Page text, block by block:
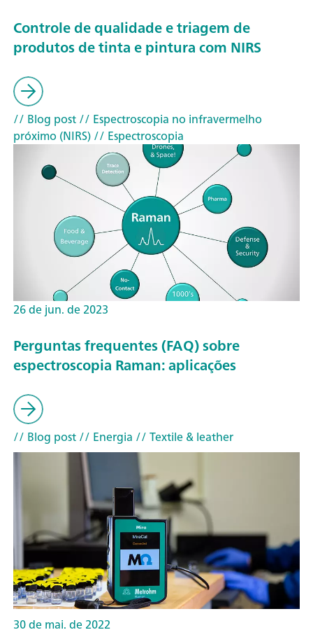
Controle de qualidade e triagem de
produtos de tinta e pintura com NIRS
// Blog post// Espectroscopia no infravermelho
próximo (NIRS)// Espectroscopia
26 de jun. de 2023
Perguntas frequentes (FAQ) sobre
espectroscopia Raman: aplicações
// Blog post// Energia // Textile & leather
30 de mai. de 2022